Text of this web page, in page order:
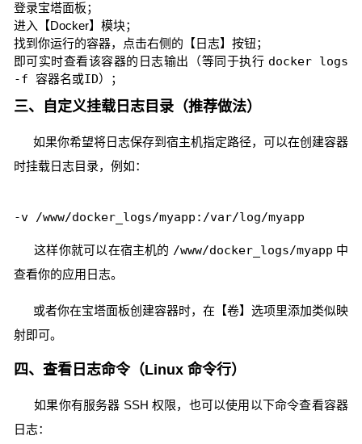
登录宝塔面板；
进入【Docker】模块；
找到你运行的容器，点击右侧的【日志】按钮；
即可实时查看该容器的日志输出（等同于执行 docker logs
-f 容器名或ID）；
三、自定义挂载日志目录（推荐做法）
如果你希望将日志保存到宿主机指定路径，可以在创建容器
时挂载日志目录，例如：
这样你就可以在宿主机的 /www/docker_logs/myapp 中
查看你的应用日志。
或者你在宝塔面板创建容器时，在【卷】选项里添加类似映
射即可。
四、查看日志命令（Linux 命令行）
如果你有服务器 SSH 权限，也可以使用以下命令查看容器
日志：